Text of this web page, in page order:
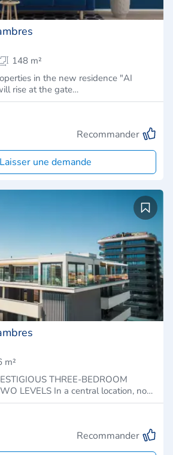
148 m²
in the new residence "AI
rise at the gate…
Recommander
Laisser une demande
m²
THREE-BEDROOM
PENTHOUSE ON TWO LEVELS In a central location, no…
Recommander